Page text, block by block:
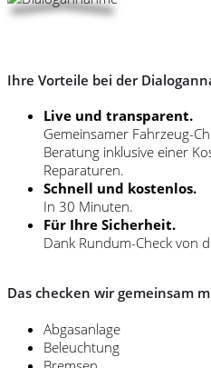
Ihre Vorteile bei der
Live und transparent.
Gemeinsamer Fahrzeug-
Beratung inklusive einer
Reparaturen.
Schnell und kostenlos.
In 30 Minuten.
Für Ihre Sicherheit.
Dank Rundum-Check von
Das checken wir gemeinsam
Abgasanlage
Beleuchtung